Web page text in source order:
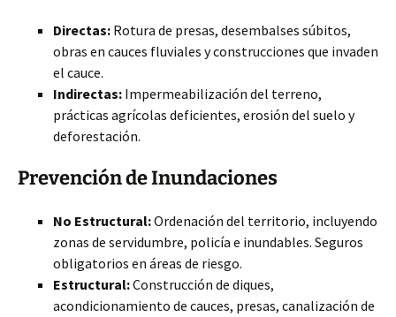
Directas: Rotura de presas, desembalses súbitos,
obras en cauces fluviales y construcciones que invaden
el cauce.
Indirectas: Impermeabilización del terreno,
prácticas agrícolas deficientes, erosión del suelo y
deforestación.
Prevención de Inundaciones
No Estructural:Ordenación del territorio, incluyendo
zonas de servidumbre, policía e inundables. Seguros
obligatorios en áreas de riesgo.
Estructural:Construcción de diques,
acondicionamiento de cauces, presas, canalización de